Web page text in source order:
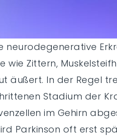
neurodegenerative
wie Zittern,
äußert. In der Regel
Stadium der
im Gehirn
Parkinson oft erst